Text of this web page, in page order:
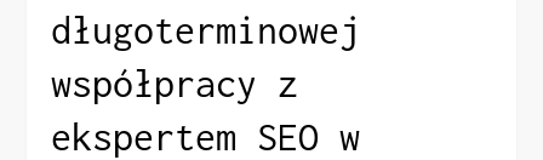
długoterminowej
współpracy z
ekspertem SEO w